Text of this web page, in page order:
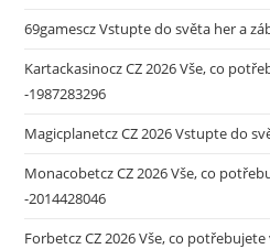
69gamescz Vstupte do světa her a
Kartackasinocz CZ 2026 Vše, co
-1987283296
Magicplanetcz CZ 2026 Vstupte do
Monacobetcz CZ 2026 Vše, co
-2014428046
Forbetcz CZ 2026 Vše, co